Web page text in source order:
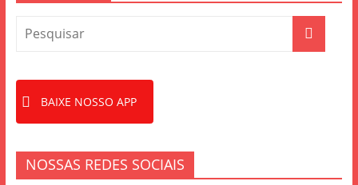
BAIXE NOSSO APP
NOSSAS REDES SOCIAIS